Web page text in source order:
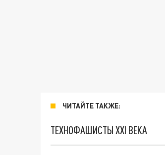
ЧИТАЙТЕ ТАКЖЕ:
ТЕХНОФАШИСТЫ XXI ВЕКА